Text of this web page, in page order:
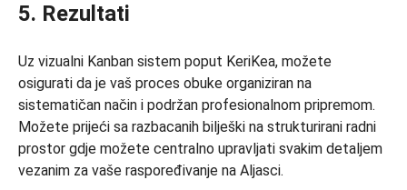
5. Rezultati
Uz vizualni Kanban sistem poput KeriKea, možete
osigurati da je vaš proces obuke organiziran na
sistematičan način i podržan profesionalnom pripremom.
Možete prijeći sa razbacanih bilješki na strukturirani radni
prostor gdje možete centralno upravljati svakim detaljem
vezanim za vaše raspoređivanje na Aljasci.